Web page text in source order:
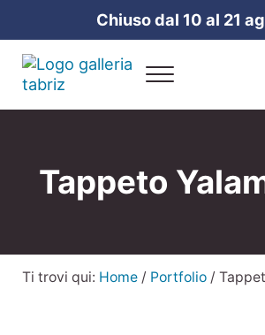
Passa al contenuto principale
Skip to header right navigation
Skip to site footerChiuso dal 10 al 21
Galleria Tabriz
Menu
Tappeto
Ti trovi qui: Home / Portfolio /